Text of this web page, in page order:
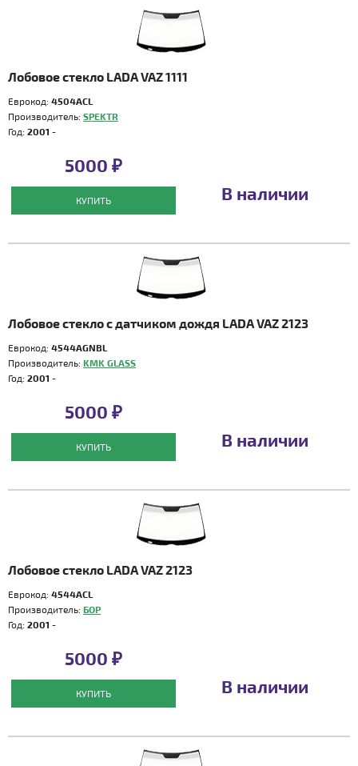
Лобовое стекло LADA VAZ 1111
Еврокод: 4504ACL
Производитель: SPEKTR
Год: 2001 -
5000 ₽
КУПИТЬ В наличии
Лобовое стекло с датчиком дождя LADA VAZ 2123
Еврокод: 4544AGNBL
Производитель: KMK GLASS
Год: 2001 -
5000 ₽
КУПИТЬ В наличии
Лобовое стекло LADA VAZ 2123
Еврокод: 4544ACL
Производитель: БОР
Год: 2001 -
5000 ₽
КУПИТЬ В наличии